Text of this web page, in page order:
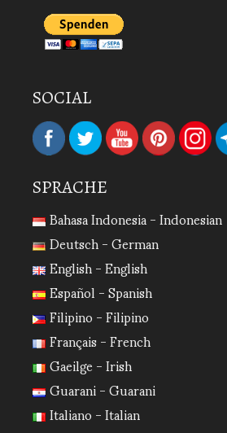
SOCIAL
SPRACHE
Bahasa Indonesia - Indonesian
Deutsch - German
English - English
Español - Spanish
Filipino - Filipino
Français - French
Gaeilge - Irish
Guarani - Guarani
Italiano - Italian